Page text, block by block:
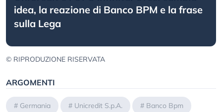
idea, la reazione di Banco BPM e la frase
sulla Lega
© RIPRODUZIONE RISERVATA
ARGOMENTI
# Germania # Unicredit S.p.A. # Banco Bpm